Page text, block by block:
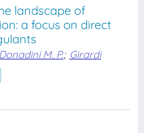
landscape of
a focus on direct
Donadini M. P.; Girardi